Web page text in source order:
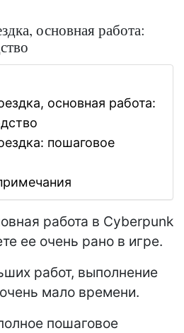
основная работа:
основная работа:
пошаговое
работа в Cyberpunk
ее очень рано в игре.
работ, выполнение
мало времени.
пошаговое